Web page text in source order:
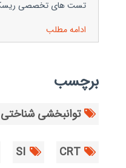
تست های تخصصی
ادامه مطلب
برچسب
توانبخشی شناختی
CRT
SI